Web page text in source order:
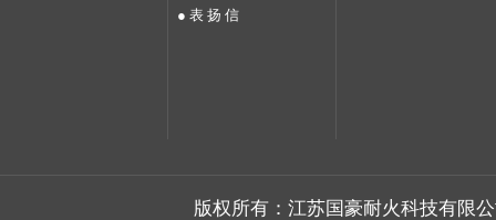
● 表 扬 信
版权所有：江苏国豪耐火科技有限